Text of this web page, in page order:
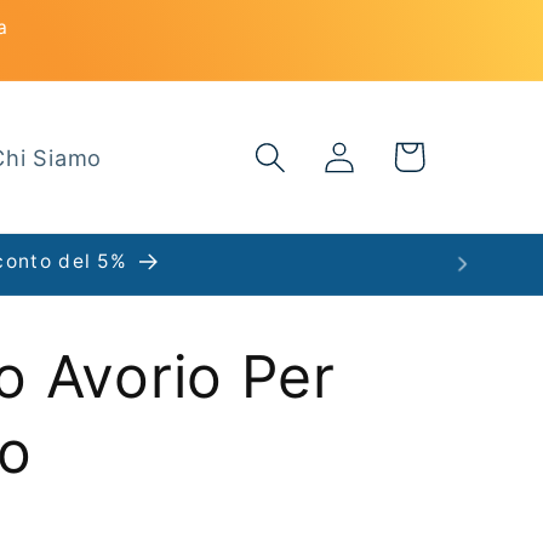
Siamo Accedi Carrello
Avorio Per